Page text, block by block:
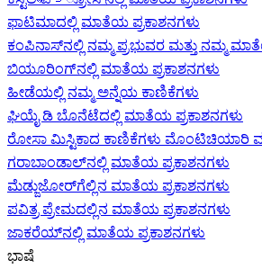
ಫಾಟಿಮಾದಲ್ಲಿ ಮಾತೆಯ ಪ್ರಕಾಶನಗಳು
ಕಂಪಿನಾಸ್‌ನಲ್ಲಿ ನಮ್ಮ ಪ್ರಭುವರ ಮತ್ತು ನಮ್ಮ
ಬಿಯೂರಿಂಗ್‌ನಲ್ಲಿ ಮಾತೆಯ ಪ್ರಕಾಶನಗಳು
ಹೀಡೆಯಲ್ಲಿ ನಮ್ಮ ಅನ್ನೆಯ ಕಾಣಿಕೆಗಳು
ಘಿಯೈ ಡಿ ಬೊನೆಟೆದಲ್ಲಿ ಮಾತೆಯ ಪ್ರಕಾಶನಗಳು
ರೋಸಾ ಮಿಸ್ಟಿಕಾದ ಕಾಣಿಕೆಗಳು ಮೊಂಟಿಚಿಯಾರಿ
ಗರಾಬಾಂಡಾಲ್‌ನಲ್ಲಿ ಮಾತೆಯ ಪ್ರಕಾಶನಗಳು
ಮೆಡ್ಜುಜೋರ್‌ಗೆಲ್ಲಿನ ಮಾತೆಯ ಪ್ರಕಾಶನಗಳು
ಪವಿತ್ರ ಪ್ರೇಮದಲ್ಲಿನ ಮಾತೆಯ ಪ್ರಕಾಶನಗಳು
ಜಾಕರೆಯ್‌ನಲ್ಲಿ ಮಾತೆಯ ಪ್ರಕಾಶನಗಳು
ಭಾಷೆ